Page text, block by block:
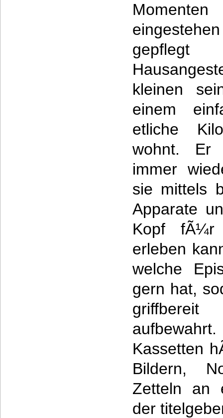
kleinen
einem
etliche
wohnt. Er
immer
sie mittels
Apparate
Kopf fÃ¼r
erleben
welche
gern hat,
Kassetten
Bildern,
Zetteln an
der